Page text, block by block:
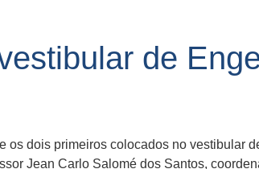
de
dois primeiros colocados no vestibular
Jean Carlo Salomé dos Santos,